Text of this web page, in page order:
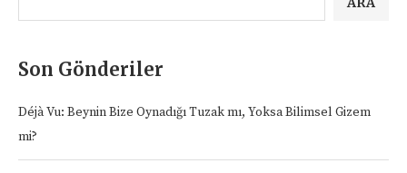
Son Gönderiler
Déjà Vu: Beynin Bize Oynadığı Tuzak mı, Yoksa Bilimsel Gizem
mi?